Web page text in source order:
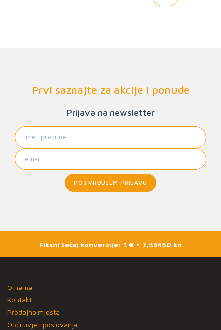
Prvi saznajte za akcije i ponude
Prijava na newsletter
POTVRĐUJEM PRIJAVU
Fiksni tečaj konverzije: 1 € = 7,53450 kn
O nama
Kontakt
Prodajna mjesta
Opći uvjeti poslovanja